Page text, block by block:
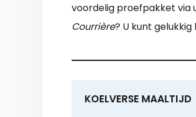
voordelig proefpakket via
Courrière? U kunt
KOELVERSE MAALTIJD